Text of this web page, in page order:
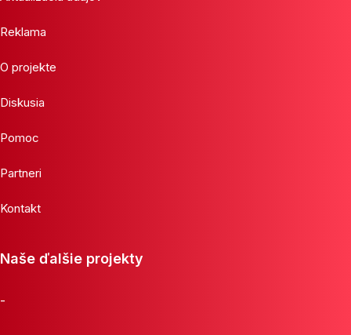
Reklama
O projekte
Diskusia
Pomoc
Partneri
Kontakt
Naše ďalšie projekty
-